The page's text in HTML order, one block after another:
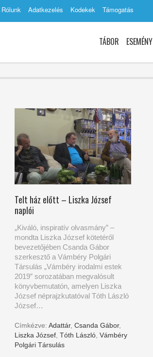
Rólunk Adatkezelés Kodekek Támogatás
TÁBOR ESEMÉNY
Telt ház előtt – Liszka József
naplói
„Kiváló, inspiratív olvasmány” –
mondta Liszka József kötetéről
bevezetőjében Csanda Gábor
szerkesztő a Vámbéry Polgári
Társulás „Vámbéry irodalmi estek
2019” sorozatában megvalósult
könyvbemutatón, amelyen Liszka
József néprajzkutatóval Tóth László
József…
Címkézve: Adattár, Csanda Gábor,
Liszka József, Tóth László, Vámbéry
Polgári Társulás